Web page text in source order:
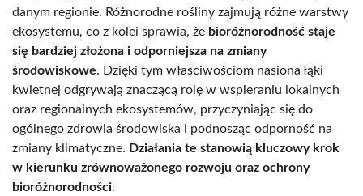
danym regionie. Różnorodne rośliny zajmują różne warstwy
ekosystemu, co z kolei sprawia, że bioróżnorodność staje
się bardziej złożona i odporniejsza na zmiany
środowiskowe. Dzięki tym właściwościom nasiona łąki
kwietnej odgrywają znaczącą rolę w wspieraniu lokalnych
oraz regionalnych ekosystemów, przyczyniając się do
ogólnego zdrowia środowiska i podnosząc odporność na
zmiany klimatyczne. Działania te stanowią kluczowy krok
w kierunku zrównoważonego rozwoju oraz ochrony
bioróżnorodności.